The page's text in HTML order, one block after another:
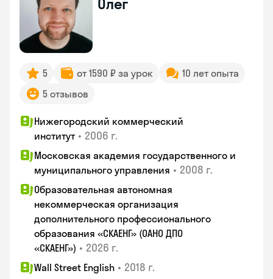
Олег
5 от 1590 ₽ за урок
10 лет опыта
5 отзывов
Нижегородский коммерческий
институт • 2006 г.
Московская академия государственного и
муниципального управления • 2008 г.
Образовательная автономная
некоммерческая организация
дополнительного профессионального
образования «СКАЕНГ» (ОАНО ДПО
«СКАЕНГ») • 2026 г.
Wall Street English • 2018 г.